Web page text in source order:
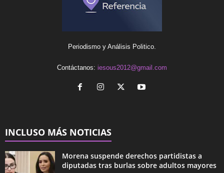
Periodismo y Análisis Politico.
Contáctanos: iesous2012@gmail.com
INCLUSO MÁS NOTICIAS
Morena suspende derechos partidistas a
diputadas tras burlas sobre adultos mayores